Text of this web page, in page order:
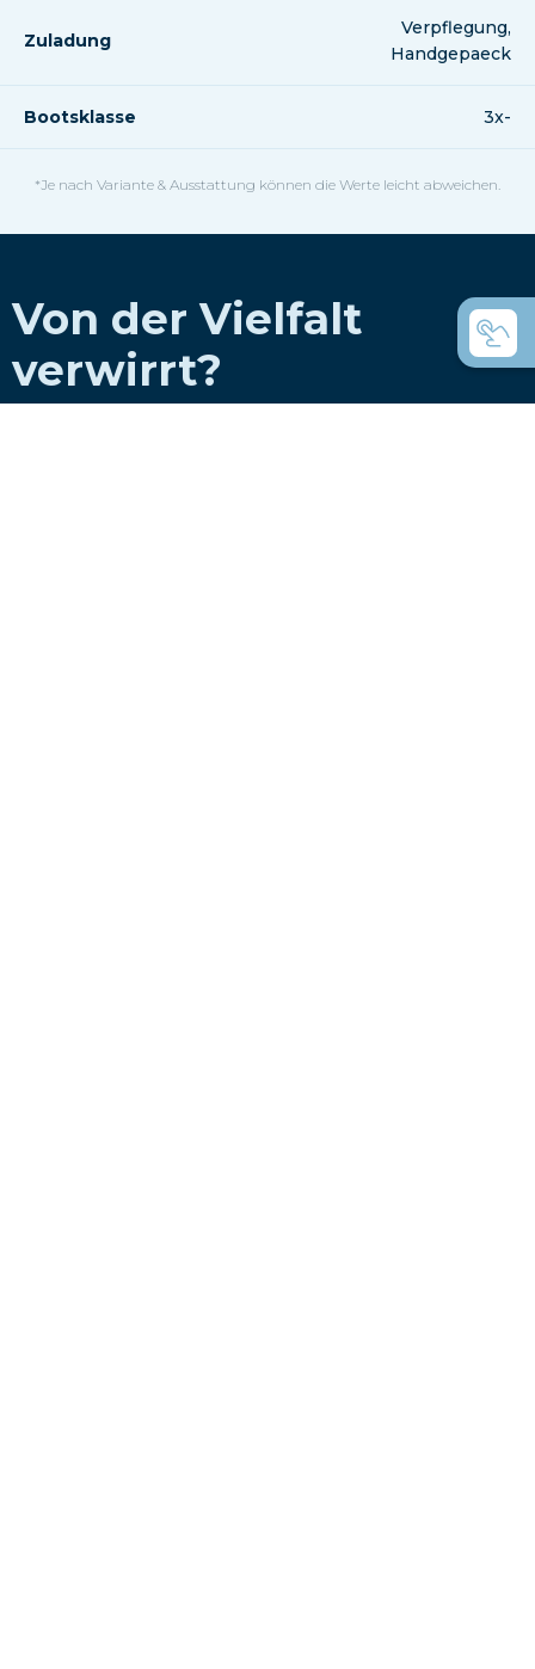
Zuladung
Verpflegung,
Handgepaeck
Bootsklasse 3x-
*Je nach Variante & Ausstattung können die Werte leicht abweichen.
Von der Vielfalt
verwirrt?